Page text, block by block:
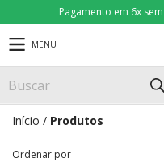
Pagamento em 6x
MENU
Início / Produtos
Ordenar por